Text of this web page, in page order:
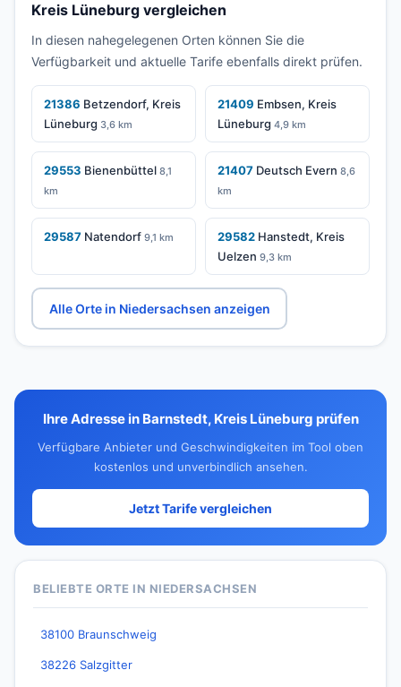
Kreis Lüneburg vergleichen
In diesen nahegelegenen Orten können Sie die
Verfügbarkeit und aktuelle Tarife ebenfalls direkt prüfen.
21386 Betzendorf, Kreis
Lüneburg 3,6 km
21409 Embsen, Kreis
Lüneburg 4,9 km
29553 Bienenbüttel 8,1
km
21407 Deutsch Evern 8,6
km
29587 Natendorf 9,1 km 29582 Hanstedt, Kreis
Uelzen 9,3 km
Alle Orte in Niedersachsen anzeigen
Ihre Adresse in Barnstedt, Kreis Lüneburg prüfen
Verfügbare Anbieter und Geschwindigkeiten im Tool oben
kostenlos und unverbindlich ansehen.
Jetzt Tarife vergleichen
BELIEBTE ORTE IN NIEDERSACHSEN
38100 Braunschweig
38226 Salzgitter